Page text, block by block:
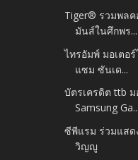
Tiger® รวมพล
มันส์ในศึกพร...
ไทรอัมพ์ มอเตอ
แซม ซันเด...
บัตรเครดิต ttb
Samsung Ga...
ซีพีแรม ร่วมแส
วิญญู